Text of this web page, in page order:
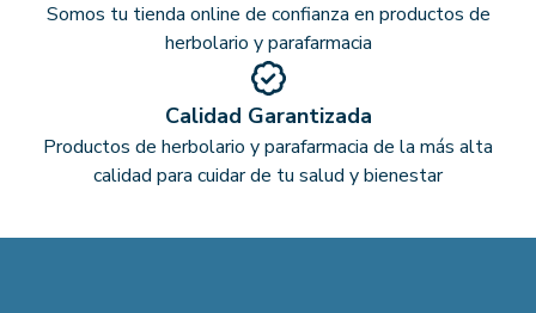
Somos tu tienda online de confianza en productos de
herbolario y parafarmacia
Calidad Garantizada
Productos de herbolario y parafarmacia de la más alta
calidad para cuidar de tu salud y bienestar